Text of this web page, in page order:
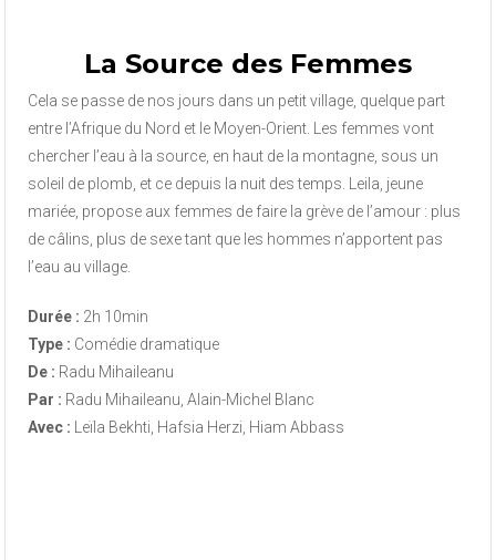
La Source des Femmes
Cela se passe de nos jours dans un petit village, quelque part
entre l’Afrique du Nord et le Moyen-Orient. Les femmes vont
chercher l’eau à la source, en haut de la montagne, sous un
soleil de plomb, et ce depuis la nuit des temps. Leila, jeune
mariée, propose aux femmes de faire la grève de l’amour : plus
de câlins, plus de sexe tant que les hommes n’apportent pas
l’eau au village.
Durée : 2h 10min
Type : Comédie dramatique
De : Radu Mihaileanu
Par : Radu Mihaileanu, Alain-Michel Blanc
Avec : Leïla Bekhti, Hafsia Herzi, Hiam Abbass